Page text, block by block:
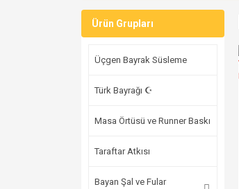
Ürün Grupları
Üçgen Bayrak Süsleme
Türk Bayrağı ☪
Masa Örtüsü ve Runner Baskı
Taraftar Atkısı
Bayan Şal ve Fular